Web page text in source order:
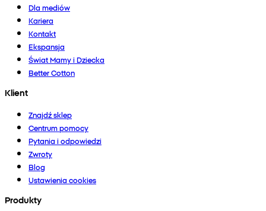
Dla mediów
Kariera
Kontakt
Ekspansja
Świat Mamy i Dziecka
Better Cotton
Klient
Znajdź sklep
Centrum pomocy
Pytania i odpowiedzi
Zwroty
Blog
Ustawienia cookies
Produkty